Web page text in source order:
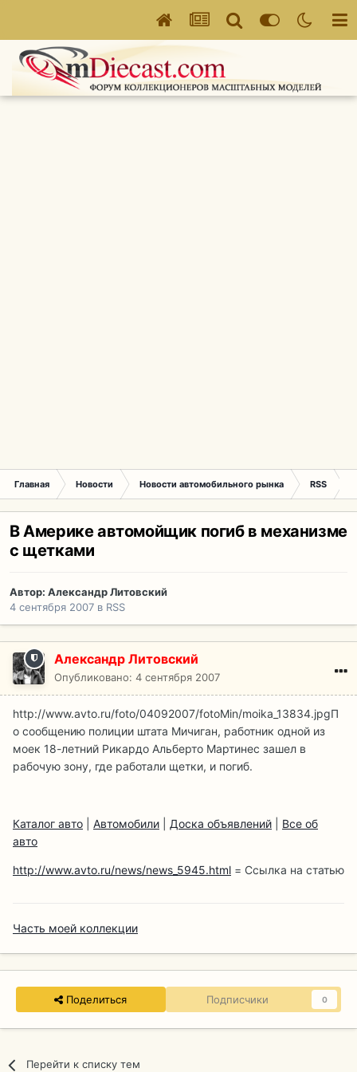
Главная Новости Новости автомобильного рынка RSS
В Америке автомойщик погиб в механизме
с щетками
Автор: Александр Литовский
4 сентября 2007 в RSS
Александр Литовский
Опубликовано: 4 сентября 2007
http://www.avto.ru/foto/04092007/fotoMin/moika_13834.jpgП
о сообщению полиции штата Мичиган, работник одной из
моек 18-летний Рикардо Альберто Мартинес зашел в
рабочую зону, где работали щетки, и погиб.
Каталог авто Автомобили Доска объявлений
Все об
авто
http://www.avto.ru/news/news_5945.html = Ссылка на статью
Часть моей коллекции
Поделиться Подписчики 0
Перейти к списку тем